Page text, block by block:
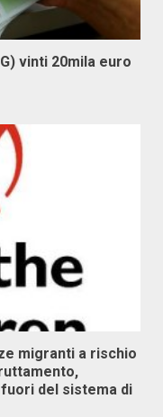
vinti 20mila euro
migranti a rischio
del sistema di